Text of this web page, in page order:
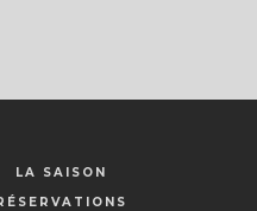
LA SAISON